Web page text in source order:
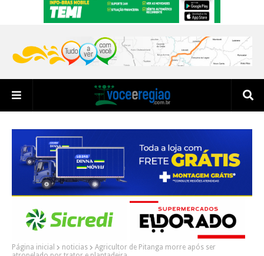
Página inicial noticias
Agricultor de Pitanga morre após ser